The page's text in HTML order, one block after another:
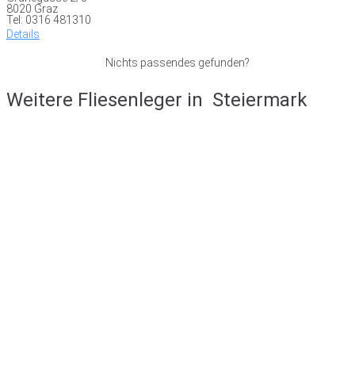
8020 Graz
Tel: 0316 481310
Details
Nichts passendes gefunden?
Weitere Fliesenleger in Steiermark